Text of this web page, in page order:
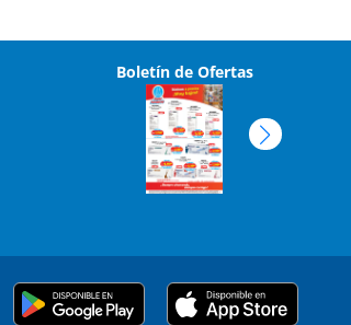
Boletín de Ofertas